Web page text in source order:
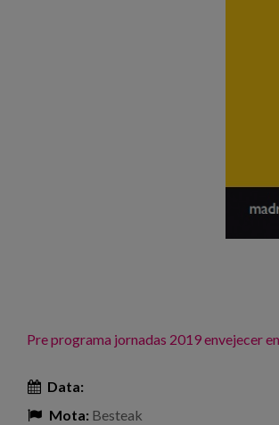
Pre programa jornadas 2019 envejecer
Data:
Mota: Besteak